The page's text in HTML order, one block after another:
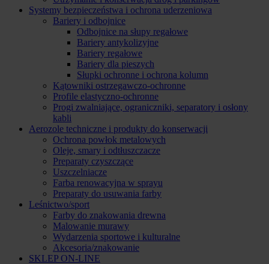
Systemy bezpieczeństwa i ochrona uderzeniowa
Bariery i odbojnice
Odbojnice na słupy regałowe
Bariery antykolizyjne
Bariery regałowe
Bariery dla pieszych
Słupki ochronne i ochrona kolumn
Kątowniki ostrzegawczo-ochronne
Profile elastyczno-ochronne
Progi zwalniające, ograniczniki, separatory i osłony
kabli
Aerozole techniczne i produkty do konserwacji
Ochrona powłok metalowych
Oleje, smary i odtłuszczacze
Preparaty czyszczące
Uszczelniacze
Farba renowacyjna w sprayu
Preparaty do usuwania farby
Leśnictwo/sport
Farby do znakowania drewna
Malowanie murawy
Wydarzenia sportowe i kulturalne
Akcesoria/znakowanie
SKLEP ON-LINE